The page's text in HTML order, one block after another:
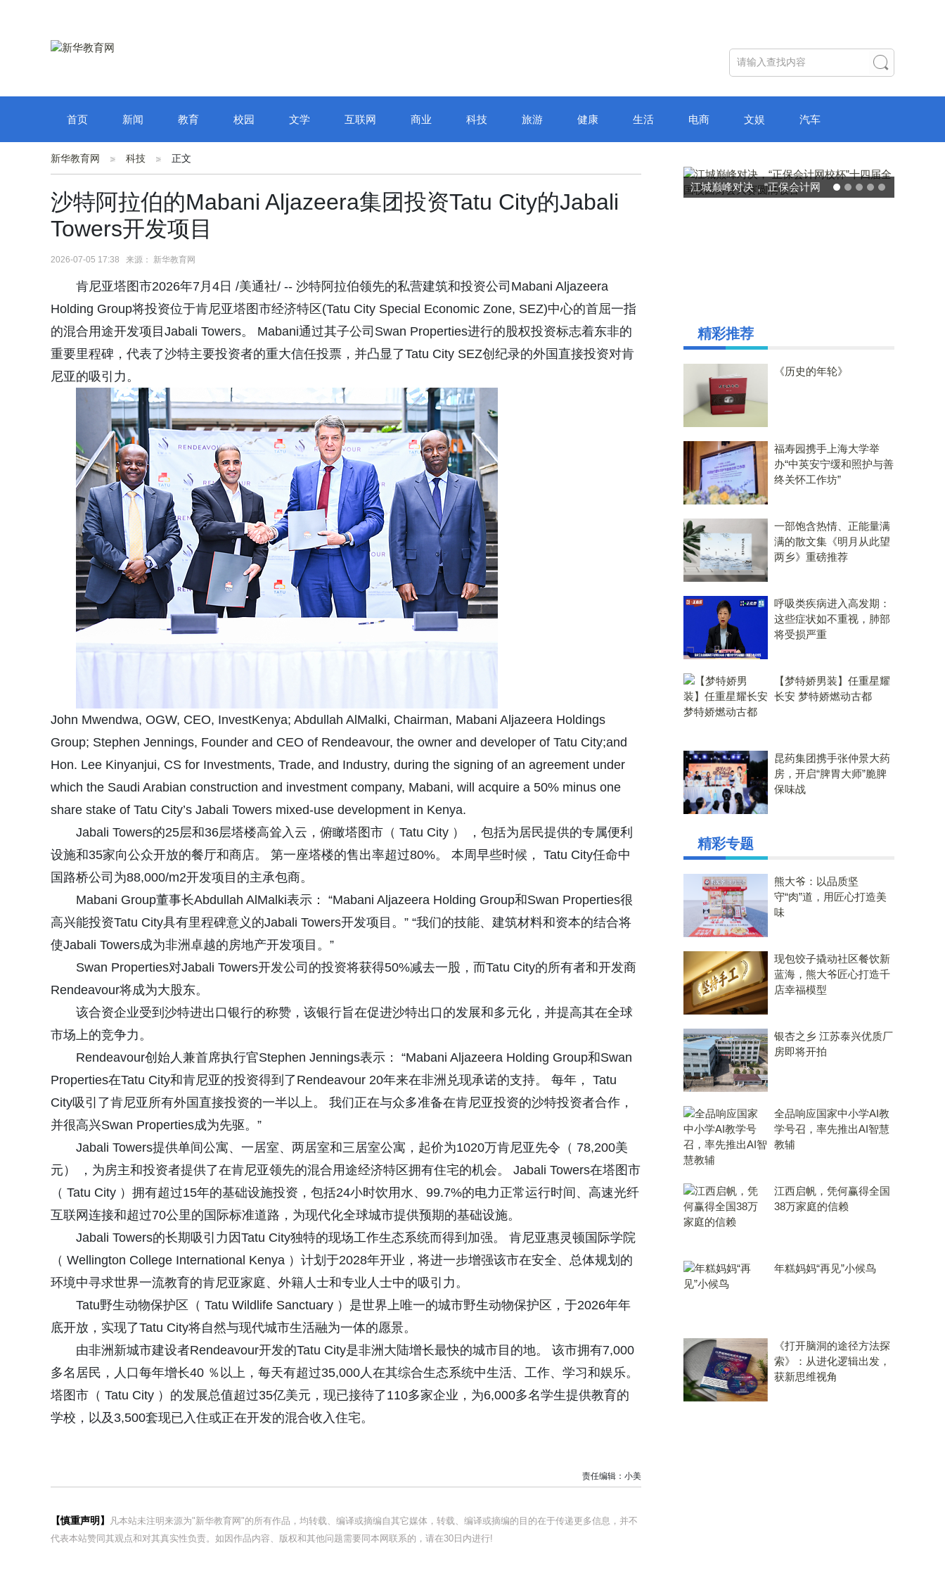
首页 新闻 教育 校园 文学 互联网 商业 科技 旅游 健康 生活 电商 文娱 汽车
新华教育网 科技 正文
沙特阿拉伯的Mabani Aljazeera集团投资Tatu City的Jabali
Towers开发项目
2026-07-05 17:38 来源： 新华教育网
肯尼亚塔图市2026年7月4日 /美通社/ -- 沙特阿拉伯领先的私营建筑和投资公司Mabani Aljazeera
Holding Group将投资位于肯尼亚塔图市经济特区(Tatu City Special Economic Zone, SEZ)中心的首屈一指
的混合用途开发项目Jabali Towers。 Mabani通过其子公司Swan Properties进行的股权投资标志着东非的
重要里程碑，代表了沙特主要投资者的重大信任投票，并凸显了Tatu City SEZ创纪录的外国直接投资对肯
尼亚的吸引力。
John Mwendwa, OGW, CEO, InvestKenya; Abdullah AlMalki, Chairman, Mabani Aljazeera Holdings
Group; Stephen Jennings, Founder and CEO of Rendeavour, the owner and developer of Tatu City;and
Hon. Lee Kinyanjui, CS for Investments, Trade, and Industry, during the signing of an agreement under
which the Saudi Arabian construction and investment company, Mabani, will acquire a 50% minus one
share stake of Tatu City’s Jabali Towers mixed-use development in Kenya.
Jabali Towers的25层和36层塔楼高耸入云，俯瞰塔图市（ Tatu City ） ，包括为居民提供的专属便利
设施和35家向公众开放的餐厅和商店。 第一座塔楼的售出率超过80%。 本周早些时候， Tatu City任命中
国路桥公司为88,000/m2开发项目的主承包商。
Mabani Group董事长Abdullah AlMalki表示： “Mabani Aljazeera Holding Group和Swan Properties很
高兴能投资Tatu City具有里程碑意义的Jabali Towers开发项目。” “我们的技能、建筑材料和资本的结合将
使Jabali Towers成为非洲卓越的房地产开发项目。”
Swan Properties对Jabali Towers开发公司的投资将获得50%减去一股，而Tatu City的所有者和开发商
Rendeavour将成为大股东。
该合资企业受到沙特进出口银行的称赞，该银行旨在促进沙特出口的发展和多元化，并提高其在全球
市场上的竞争力。
Rendeavour创始人兼首席执行官Stephen Jennings表示： “Mabani Aljazeera Holding Group和Swan
Properties在Tatu City和肯尼亚的投资得到了Rendeavour 20年来在非洲兑现承诺的支持。 每年， Tatu
City吸引了肯尼亚所有外国直接投资的一半以上。 我们正在与众多准备在肯尼亚投资的沙特投资者合作，
并很高兴Swan Properties成为先驱。”
Jabali Towers提供单间公寓、一居室、两居室和三居室公寓，起价为1020万肯尼亚先令（ 78,200美
元） ，为房主和投资者提供了在肯尼亚领先的混合用途经济特区拥有住宅的机会。 Jabali Towers在塔图市
（ Tatu City ）拥有超过15年的基础设施投资，包括24小时饮用水、99.7%的电力正常运行时间、高速光纤
互联网连接和超过70公里的国际标准道路，为现代化全球城市提供预期的基础设施。
Jabali Towers的长期吸引力因Tatu City独特的现场工作生态系统而得到加强。 肯尼亚惠灵顿国际学院
（ Wellington College International Kenya ）计划于2028年开业，将进一步增强该市在安全、总体规划的
环境中寻求世界一流教育的肯尼亚家庭、外籍人士和专业人士中的吸引力。
Tatu野生动物保护区（ Tatu Wildlife Sanctuary ）是世界上唯一的城市野生动物保护区，于2026年年
底开放，实现了Tatu City将自然与现代城市生活融为一体的愿景。
由非洲新城市建设者Rendeavour开发的Tatu City是非洲大陆增长最快的城市目的地。 该市拥有7,000
多名居民，人口每年增长40 ％以上，每天有超过35,000人在其综合生态系统中生活、工作、学习和娱乐。
塔图市（ Tatu City ）的发展总值超过35亿美元，现已接待了110多家企业，为6,000多名学生提供教育的
学校，以及3,500套现已入住或正在开发的混合收入住宅。
责任编辑：小美
【慎重声明】
凡本站未注明来源为"新华教育网"的所有作品，均转载、编译或摘编自其它媒体，转载、编译或摘编的目的在于传递更多信息，并不
代表本站赞同其观点和对其真实性负责。如因作品内容、版权和其他问题需要同本网联系的，请在30日内进行!
江城巅峰对决，“正保会计网
精彩推荐
《历史的年轮》
福寿园携手上海大学举
办“中英安宁缓和照护与善
终关怀工作坊”
一部饱含热情、正能量满
满的散文集《明月从此望
两乡》重磅推荐
呼吸类疾病进入高发期：
这些症状如不重视，肺部
将受损严重
【梦特娇男装】任重星耀
长安 梦特娇燃动古都
昆药集团携手张仲景大药
房，开启“脾胃大师”脆脾
保味战
精彩专题
熊大爷：以品质坚
守“肉”道，用匠心打造美
味
现包饺子撬动社区餐饮新
蓝海，熊大爷匠心打造千
店幸福模型
银杏之乡 江苏泰兴优质厂
房即将开拍
全品响应国家中小学AI教
学号召，率先推出AI智慧
教辅
江西启帆，凭何赢得全国
38万家庭的信赖
年糕妈妈“再见”小候鸟
《打开脑洞的途径方法探
索》：从进化逻辑出发，
获新思维视角